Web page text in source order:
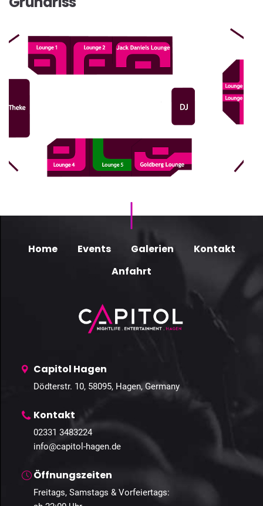
Home Events Galerien
Kontakt
Anfahrt
Capitol Hagen
Dödterstr. 10, 58095, Hagen, Germany
Kontakt
02331 3483224
info@capitol-hagen.de
Öffnungszeiten
Freitags, Samstags & Vorfeiertags: